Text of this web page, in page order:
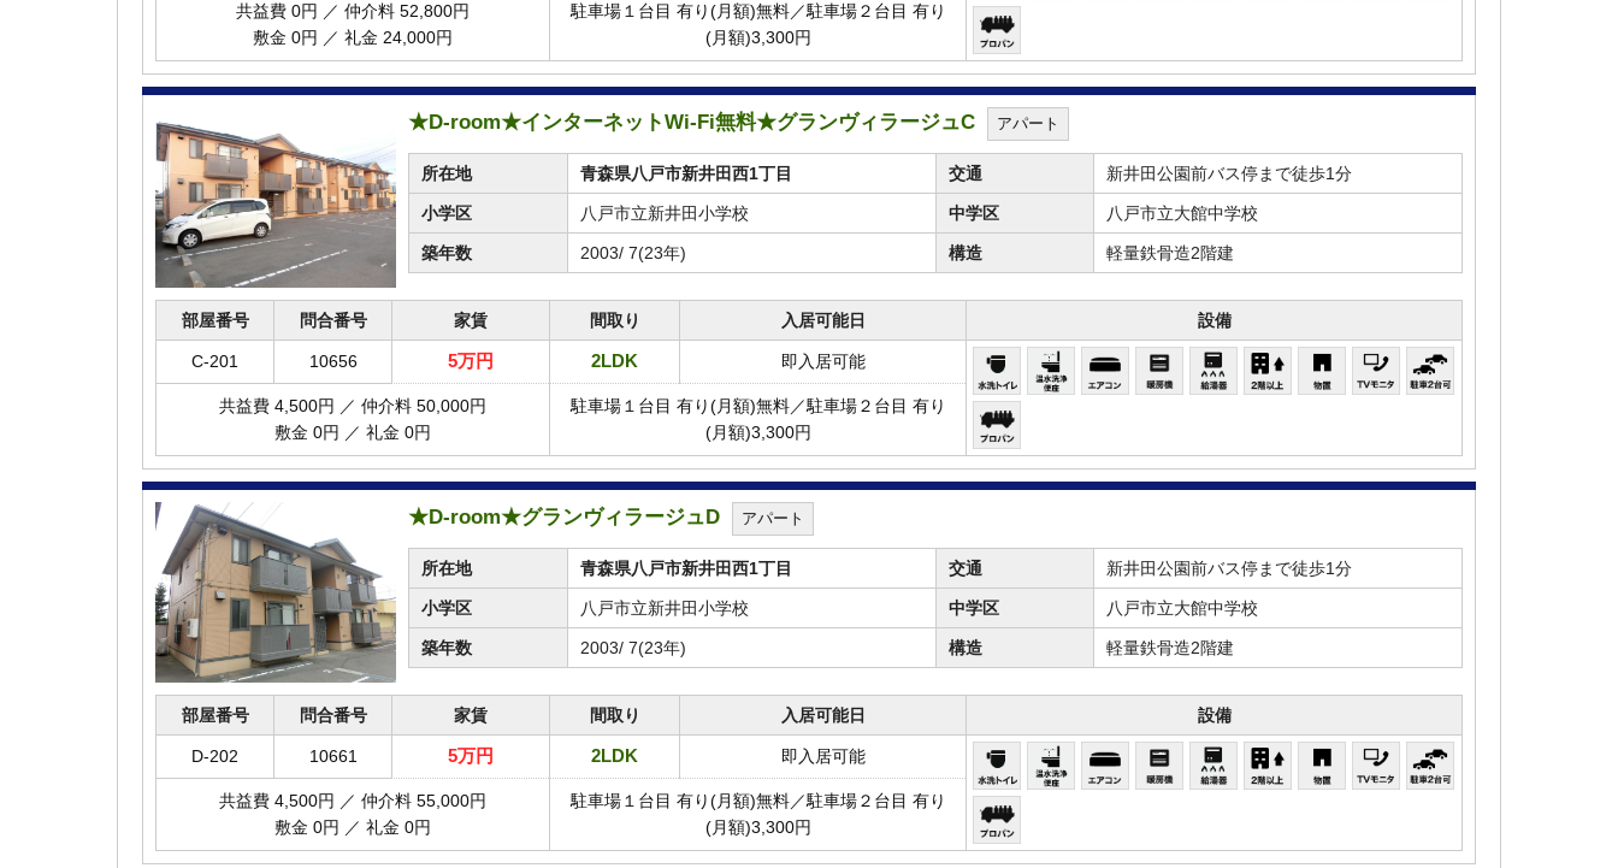
共益費 0円 ／ 仲介料 52,800円
敷金 0円 ／ 礼金 24,000円
駐車場１台目 有り(月額)無料／駐車場２台目 有り
(月額)3,300円
★D-room★インターネットWi-Fi無料★グランヴィラージュC アパート
所在地 青森県八戸市新井田西1丁目 交通 新井田公園前バス停まで徒歩1分
小学区 八戸市立新井田小学校 中学区 八戸市立大館中学校
築年数 2003/ 7(23年) 構造 軽量鉄骨造2階建
部屋番号 問合番号 家賃 間取り 入居可能日 設備
C-201 10656 5万円 2LDK 即入居可能
共益費 4,500円 ／ 仲介料 50,000円
敷金 0円 ／ 礼金 0円
駐車場１台目 有り(月額)無料／駐車場２台目 有り
(月額)3,300円
★D-room★グランヴィラージュD アパート
所在地 青森県八戸市新井田西1丁目 交通 新井田公園前バス停まで徒歩1分
小学区 八戸市立新井田小学校 中学区 八戸市立大館中学校
築年数 2003/ 7(23年) 構造 軽量鉄骨造2階建
部屋番号 問合番号 家賃 間取り 入居可能日 設備
D-202 10661 5万円 2LDK 即入居可能
共益費 4,500円 ／ 仲介料 55,000円
敷金 0円 ／ 礼金 0円
駐車場１台目 有り(月額)無料／駐車場２台目 有り
(月額)3,300円